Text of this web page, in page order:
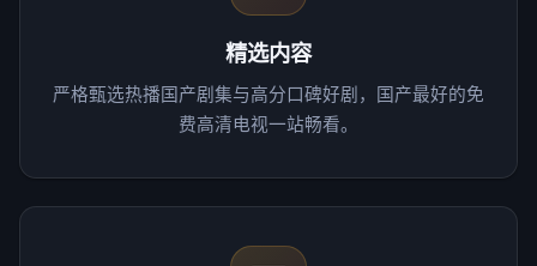
精选内容
严格甄选热播国产剧集与高分口碑好剧，国产最好的免
费高清电视一站畅看。